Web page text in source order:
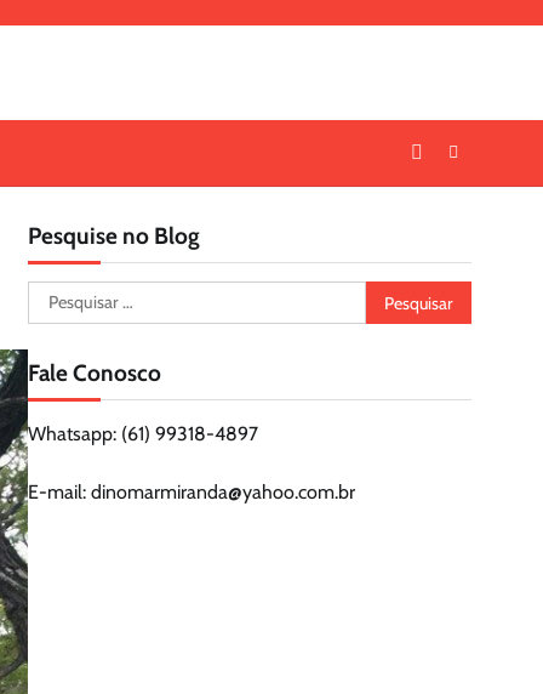
Pesquise no Blog
Pesquisar
por:
Fale Conosco
Whatsapp: (61) 99318-4897
E-mail: dinomarmiranda@yahoo.com.br